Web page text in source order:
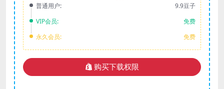
普通用户:
9.9豆子
VIP会员:
免费
永久会员:
免费
购买下载权限